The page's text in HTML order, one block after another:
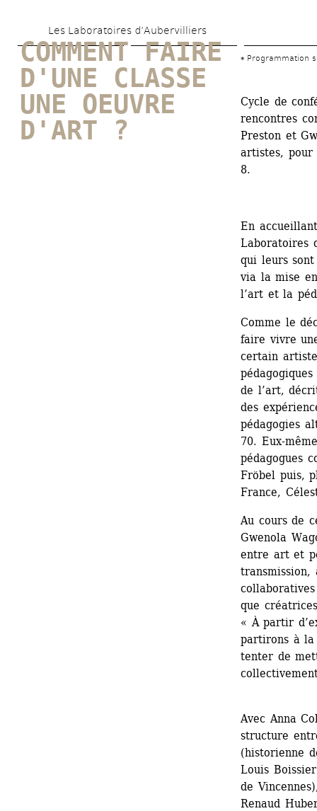
au
contenu
principal
Les Laboratoires d’Aubervilliers
COMMENT FAIRE
D'UNE CLASSE
UNE OEUVRE
D'ART ?
Programmation
Cycle de
rencontres
Preston et
artistes, pour
8.
En
Laboratoires
qui leurs
via la mise
l’art et la
Comme le
faire vivre
certain
de l’art,
des
pédagogies
70. Eux-
pédagogues
Fröbel puis,
France,
Au cours de
Gwenola
entre art et
que
« À partir
partirons à la
tenter de
Avec Anna
structure
(historienne
Louis
de
Renaud